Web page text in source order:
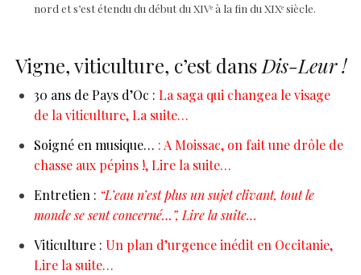
nord et s’est étendu du début du XIVᵉ à la fin du XIXᵉ siècle.
Vigne, viticulture, c’est dans Dis-Leur !
30 ans de Pays d’Oc : La saga qui changea le visage
de la viticulture, La suite…
Soigné en musique… : A Moissac, on fait une drôle de
chasse aux pépins !, Lire la suite…
Entretien : “L’eau n’est plus un sujet clivant, tout le
monde se sent concerné…”, Lire la suite…
Viticulture : Un plan d’urgence inédit en Occitanie,
Lire la suite…